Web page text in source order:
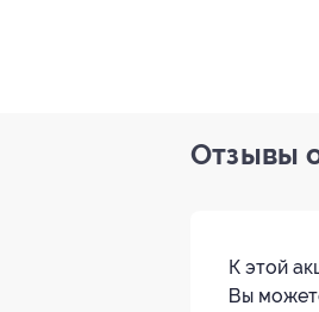
Отзывы
К этой
Вы